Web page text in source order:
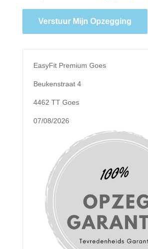
Verstuur Mijn Opzegging
EasyFit Premium Goes
Beukenstraat 4
4462 TT Goes
07/08/2026